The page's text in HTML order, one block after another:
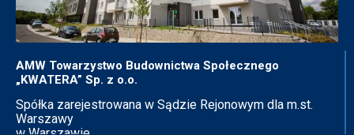
AMW Towarzystwo Budownictwa Społecznego
„KWATERA” Sp. z o.o.
Spółka zarejestrowana w Sądzie Rejonowym dla m.st.
Warszawy